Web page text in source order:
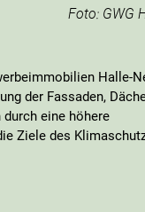
Foto: GWG
Halle-
der Fassaden,
eine höhere
Ziele des